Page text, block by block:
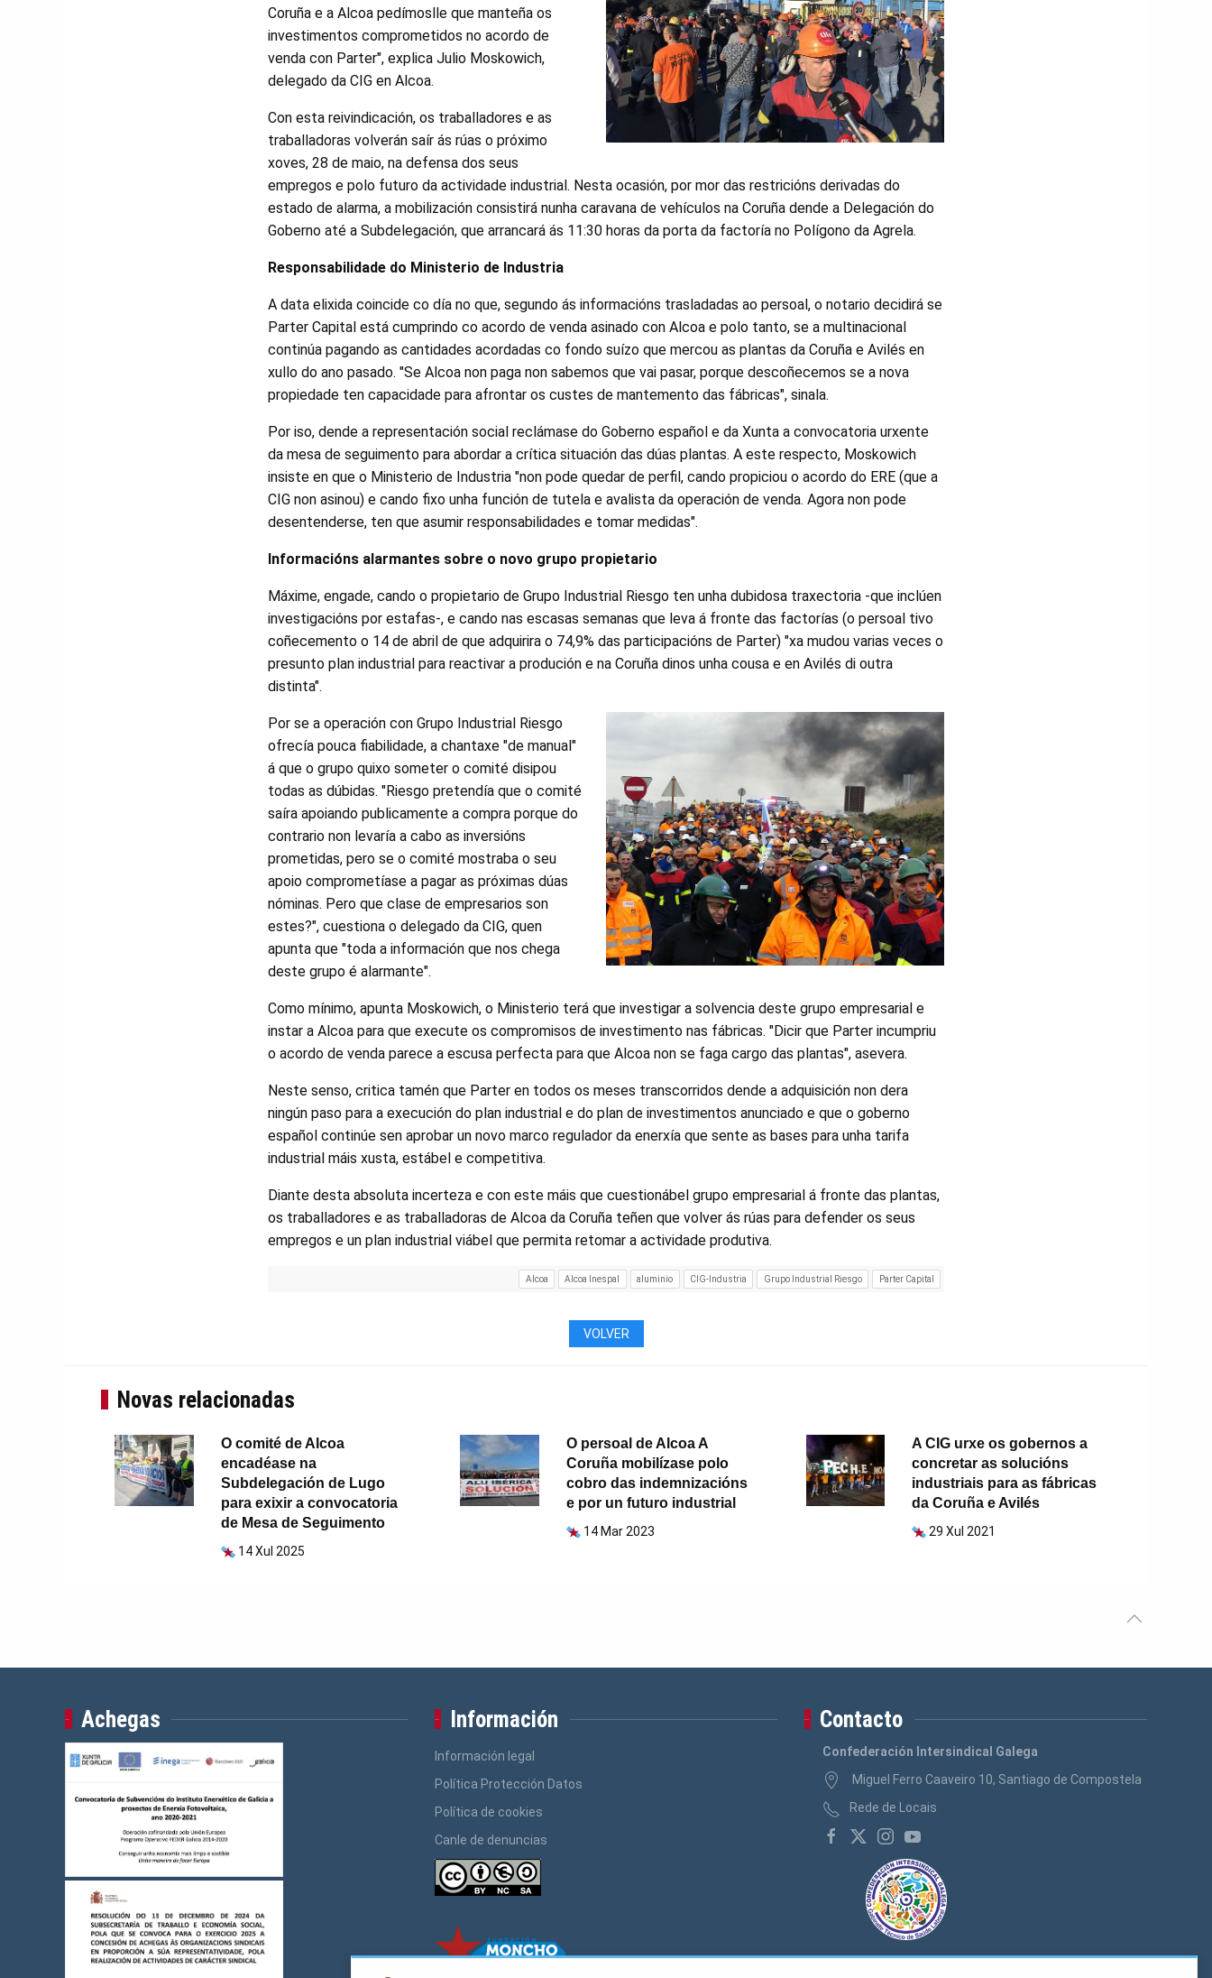
Coruña e a Alcoa pedímoslle que manteña os
investimentos comprometidos no acordo de
venda con Parter", explica Julio Moskowich,
delegado da CIG en Alcoa.
Con esta reivindicación, os traballadores e as
traballadoras volverán saír ás rúas o próximo
xoves, 28 de maio, na defensa dos seus
empregos e polo futuro da actividade industrial. Nesta ocasión, por mor das restricións derivadas do
estado de alarma, a mobilización consistirá nunha caravana de vehículos na Coruña dende a Delegación do
Goberno até a Subdelegación, que arrancará ás 11:30 horas da porta da factoría no Polígono da Agrela.
Responsabilidade do Ministerio de Industria
A data elixida coincide co día no que, segundo ás informacións trasladadas ao persoal, o notario decidirá se
Parter Capital está cumprindo co acordo de venda asinado con Alcoa e polo tanto, se a multinacional
continúa pagando as cantidades acordadas co fondo suízo que mercou as plantas da Coruña e Avilés en
xullo do ano pasado. "Se Alcoa non paga non sabemos que vai pasar, porque descoñecemos se a nova
propiedade ten capacidade para afrontar os custes de mantemento das fábricas", sinala.
Por iso, dende a representación social reclámase do Goberno español e da Xunta a convocatoria urxente
da mesa de seguimento para abordar a crítica situación das dúas plantas. A este respecto, Moskowich
insiste en que o Ministerio de Industria "non pode quedar de perfil, cando propiciou o acordo do ERE (que a
CIG non asinou) e cando fixo unha función de tutela e avalista da operación de venda. Agora non pode
desentenderse, ten que asumir responsabilidades e tomar medidas".
Informacións alarmantes sobre o novo grupo propietario
Máxime, engade, cando o propietario de Grupo Industrial Riesgo ten unha dubidosa traxectoria -que inclúen
investigacións por estafas-, e cando nas escasas semanas que leva á fronte das factorías (o persoal tivo
coñecemento o 14 de abril de que adquirira o 74,9% das participacións de Parter) "xa mudou varias veces o
presunto plan industrial para reactivar a produción e na Coruña dinos unha cousa e en Avilés di outra
distinta".
Por se a operación con Grupo Industrial Riesgo
ofrecía pouca fiabilidade, a chantaxe "de manual"
á que o grupo quixo someter o comité disipou
todas as dúbidas. "Riesgo pretendía que o comité
saíra apoiando publicamente a compra porque do
contrario non levaría a cabo as inversións
prometidas, pero se o comité mostraba o seu
apoio comprometíase a pagar as próximas dúas
nóminas. Pero que clase de empresarios son
estes?", cuestiona o delegado da CIG, quen
apunta que "toda a información que nos chega
deste grupo é alarmante".
Como mínimo, apunta Moskowich, o Ministerio terá que investigar a solvencia deste grupo empresarial e
instar a Alcoa para que execute os compromisos de investimento nas fábricas. "Dicir que Parter incumpriu
o acordo de venda parece a escusa perfecta para que Alcoa non se faga cargo das plantas", asevera.
Neste senso, critica tamén que Parter en todos os meses transcorridos dende a adquisición non dera
ningún paso para a execución do plan industrial e do plan de investimentos anunciado e que o goberno
español continúe sen aprobar un novo marco regulador da enerxía que sente as bases para unha tarifa
industrial máis xusta, estábel e competitiva.
Diante desta absoluta incerteza e con este máis que cuestionábel grupo empresarial á fronte das plantas,
os traballadores e as traballadoras de Alcoa da Coruña teñen que volver ás rúas para defender os seus
empregos e un plan industrial viábel que permita retomar a actividade produtiva.
Alcoa Alcoa Inespal aluminio CIG-Industria Grupo Industrial Riesgo Parter Capital
VOLVER
Novas relacionadas
O comité de Alcoa
encadéase na
Subdelegación de Lugo
para exixir a convocatoria
de Mesa de Seguimento
14 Xul 2025
O persoal de Alcoa A
Coruña mobilízase polo
cobro das indemnizacións
e por un futuro industrial
14 Mar 2023
A CIG urxe os gobernos a
concretar as solucións
industriais para as fábricas
da Coruña e Avilés
29 Xul 2021
Achegas Información
Información legal
Política Protección Datos
Política de cookies
Canle de denuncias
Contacto
Confederación Intersindical Galega
Miguel Ferro Caaveiro 10, Santiago de Compostela
Rede de Locais